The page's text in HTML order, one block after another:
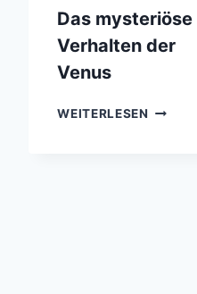
Das mysteriöse
Verhalten der
Venus
WEITERLESEN DAS